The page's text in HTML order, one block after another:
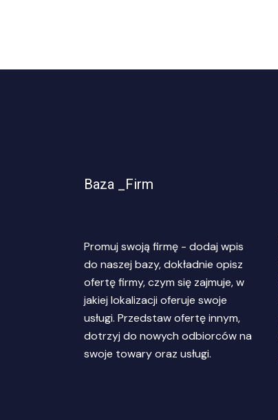
Baza _Firm
Promuj swoją firmę - dodaj wpis
do naszej bazy, dokładnie opisz
ofertę firmy, czym się zajmuje, w
jakiej lokalizacji oferuje swoje
usługi. Przedstaw ofertę innym,
dotrzyj do nowych odbiorców na
swoje towary oraz usługi.